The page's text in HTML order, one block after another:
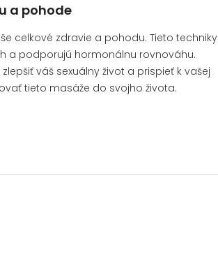
a pohode
celkové zdravie a pohodu. Tieto techniky
a podporujú hormonálnu rovnováhu.
váš sexuálny život a prispieť k vašej
tieto masáže do svojho života.